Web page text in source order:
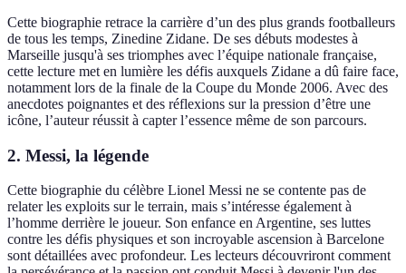
Cette biographie retrace la carrière d’un des plus grands footballeurs
de tous les temps, Zinedine Zidane. De ses débuts modestes à
Marseille jusqu'à ses triomphes avec l’équipe nationale française,
cette lecture met en lumière les défis auxquels Zidane a dû faire face,
notamment lors de la finale de la Coupe du Monde 2006. Avec des
anecdotes poignantes et des réflexions sur la pression d’être une
icône, l’auteur réussit à capter l’essence même de son parcours.
2. Messi, la légende
Cette biographie du célèbre Lionel Messi ne se contente pas de
relater les exploits sur le terrain, mais s’intéresse également à
l’homme derrière le joueur. Son enfance en Argentine, ses luttes
contre les défis physiques et son incroyable ascension à Barcelone
sont détaillées avec profondeur. Les lecteurs découvriront comment